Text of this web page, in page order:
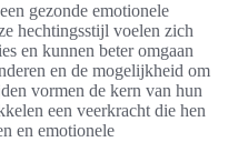
gezonde emotionele
hechtingsstijl voelen zich
en kunnen beter omgaan
en de mogelijkheid om
vormen de kern van hun
een veerkracht die hen
en emotionele